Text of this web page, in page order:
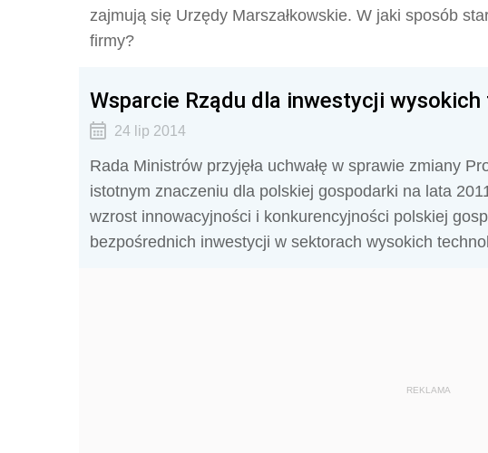
zajmują się Urzędy Marszałkowskie. W jaki sposób
firmy?
Wsparcie Rządu dla inwestycji
24 lip 2014
Rada Ministrów przyjęła uchwałę w sprawie zmiany
istotnym znaczeniu dla polskiej gospodarki na lata
wzrost innowacyjności i konkurencyjności polskiej
bezpośrednich inwestycji w sektorach wysokich
REKLAMA